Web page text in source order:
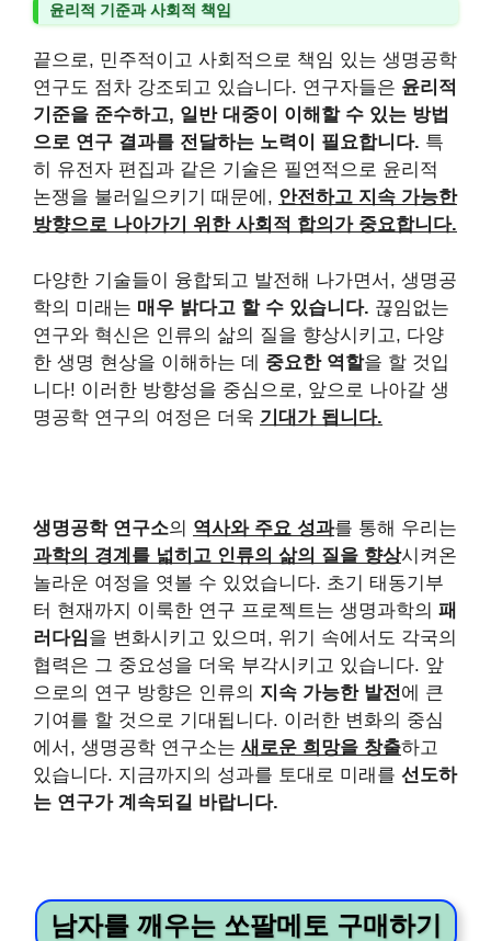
윤리적 기준과 사회적 책임
끝으로, 민주적이고 사회적으로 책임 있는 생명공학
연구도 점차 강조되고 있습니다. 연구자들은 윤리적
기준을 준수하고, 일반 대중이 이해할 수 있는 방법
으로 연구 결과를 전달하는 노력이 필요합니다. 특
히 유전자 편집과 같은 기술은 필연적으로 윤리적
논쟁을 불러일으키기 때문에, 안전하고 지속 가능한
방향으로 나아가기 위한 사회적 합의가 중요합니다.
다양한 기술들이 융합되고 발전해 나가면서, 생명공
학의 미래는 매우 밝다고 할 수 있습니다. 끊임없는
연구와 혁신은 인류의 삶의 질을 향상시키고, 다양
한 생명 현상을 이해하는 데 중요한 역할을 할 것입
니다! 이러한 방향성을 중심으로, 앞으로 나아갈 생
명공학 연구의 여정은 더욱 기대가 됩니다.
생명공학 연구소의 역사와 주요 성과를 통해 우리는
과학의 경계를 넓히고 인류의 삶의 질을 향상시켜온
놀라운 여정을 엿볼 수 있었습니다. 초기 태동기부
터 현재까지 이룩한 연구 프로젝트는 생명과학의 패
러다임을 변화시키고 있으며, 위기 속에서도 각국의
협력은 그 중요성을 더욱 부각시키고 있습니다. 앞
으로의 연구 방향은 인류의 지속 가능한 발전 에 큰
기여를 할 것으로 기대됩니다. 이러한 변화의 중심
에서, 생명공학 연구소는 새로운 희망을 창출하고
있습니다. 지금까지의 성과를 토대로 미래를 선도하
는 연구가 계속되길 바랍니다.
남자를 깨우는 쏘팔메토 구매하기